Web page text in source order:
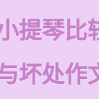
提琴比
坏处作